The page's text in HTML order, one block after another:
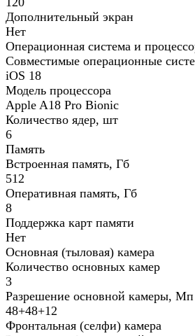
Дополнительный экран
Нет
Операционная система и
Совместимые операционные
iOS 18
Модель процессора
Apple A18 Pro Bionic
Количество ядер, шт
6
Память
Встроенная память, Гб
512
Оперативная память, Гб
8
Поддержка карт памяти
Нет
Основная (тыловая) камера
Количество основных камер
3
Разрешение основной камеры, Мп
48+48+12
Фронтальная (селфи) камера